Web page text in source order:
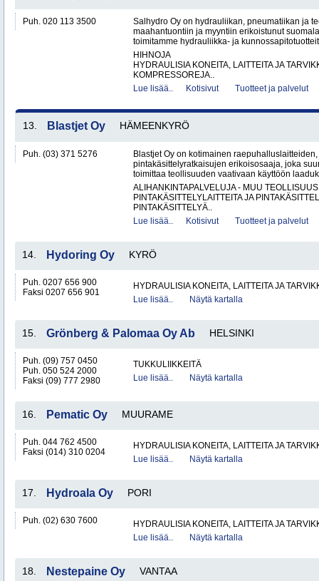
Puh. 020 113 3500
Salhydro Oy on hydrauliikan, pneumatiikan ja
maahantuontiin ja myyntiin erikoistunut
toimitamme hydrauliikka- ja
HIHNOJA
HYDRAULISIA KONEITA, LAITTEITA JA
KOMPRESSOREJA..
Lue lisää..
Kotisivut Tuotteet ja palvelut
13. Blastjet Oy HÄMEENKYRÖ
Puh. (03) 371 5276
Blastjet Oy on kotimainen
pintakäsittelyratkaisujen erikoisosaaja, joka
toimittaa teollisuuden vaativaan käyttöön
ALIHANKINTAPALVELUJA - MUU TEOLLISUUS
PINTAKÄSITTELYLAITTEITA JA
PINTAKÄSITTELYÄ..
Lue lisää..
Kotisivut Tuotteet ja palvelut
14. Hydoring Oy KYRÖ
Puh. 0207 656 900
Faksi 0207 656 901
HYDRAULISIA KONEITA, LAITTEITA JA
Lue lisää..
Näytä kartalla
15. Grönberg & Palomaa Oy Ab HELSINKI
Puh. (09) 757 0450
Puh. 050 524 2000
Faksi (09) 777 2980
TUKKULIIKKEITÄ
Lue lisää..
Näytä kartalla
16. Pematic Oy MUURAME
Puh. 044 762 4500
Faksi (014) 310 0204
HYDRAULISIA KONEITA, LAITTEITA JA
Lue lisää..
Näytä kartalla
17. Hydroala Oy PORI
Puh. (02) 630 7600
HYDRAULISIA KONEITA, LAITTEITA JA
Lue lisää..
Näytä kartalla
18. Nestepaine Oy VANTAA